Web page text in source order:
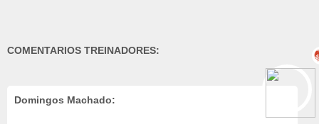
COMENTARIOS TREINADORES:
Domingos Machado: